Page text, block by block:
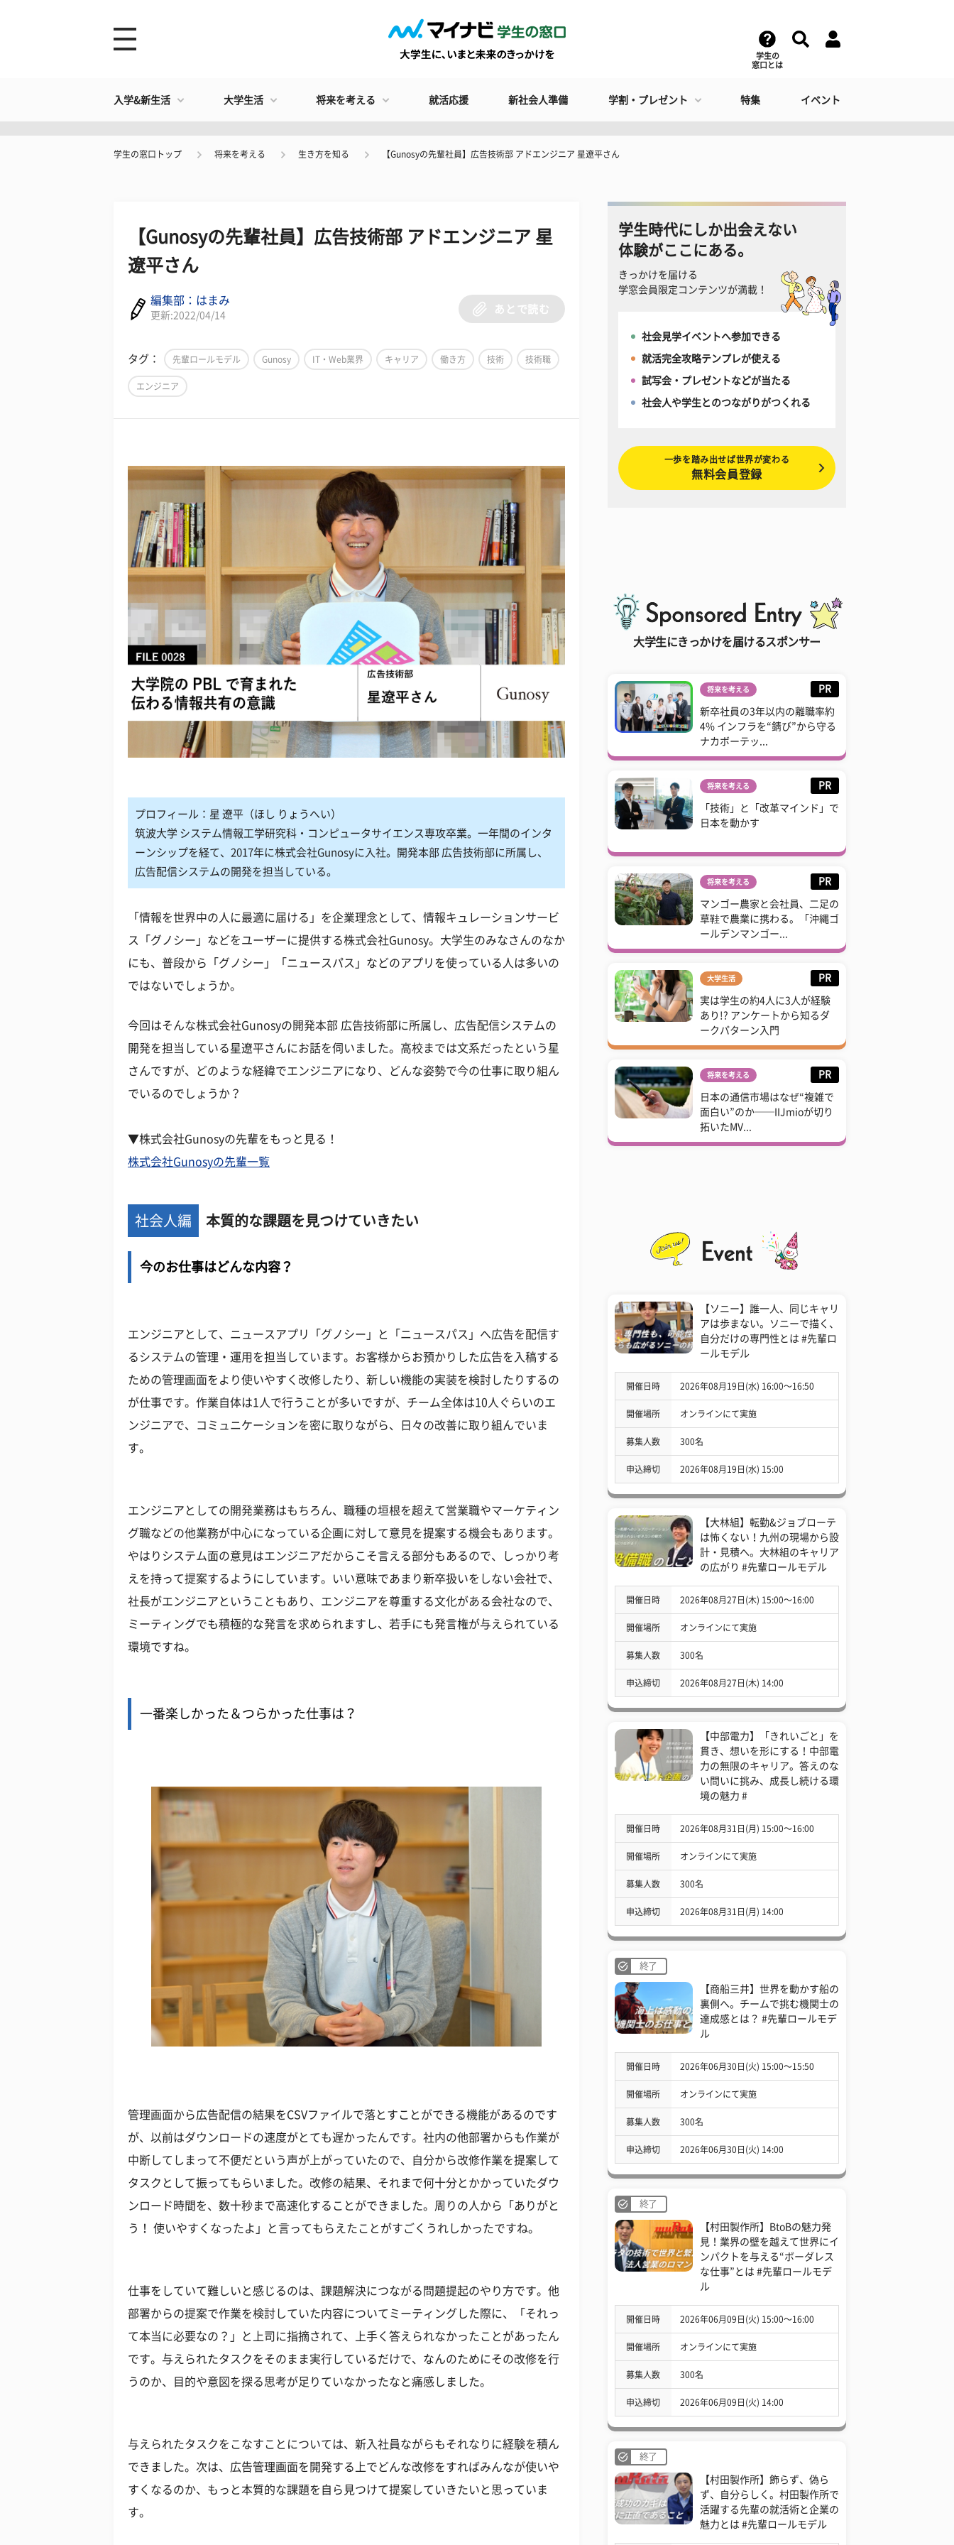
学生の
窓口とは
入学&新生活 大学生活 将来を考える 就活応援 新社会人準備 学割・プレゼント 特集 イベント
学生の窓口トップ 将来を考える 生き方を知る 【Gunosyの先輩社員】広告技術部 アドエンジニア 星遼平さん
【Gunosyの先輩社員】広告技術部 アドエンジニア 星
遼平さん
編集部：はまみ
更新:2022/04/14
あとで読む
タグ： 先輩ロールモデル Gunosy IT・Web業界 キャリア 働き方 技術 技術職
エンジニア
プロフィール：星 遼平（ほし りょうへい）
筑波大学 システム情報工学研究科・コンピュータサイエンス専攻卒業。一年間のインタ
ーンシップを経て、2017年に株式会社Gunosyに入社。開発本部 広告技術部に所属し、
広告配信システムの開発を担当している。
「情報を世界中の人に最適に届ける」を企業理念として、情報キュレーションサービ
ス「グノシー」などをユーザーに提供する株式会社Gunosy。大学生のみなさんのなか
にも、普段から「グノシー」「ニュースパス」などのアプリを使っている人は多いの
ではないでしょうか。
今回はそんな株式会社Gunosyの開発本部 広告技術部に所属し、広告配信システムの
開発を担当している星遼平さんにお話を伺いました。高校までは文系だったという星
さんですが、どのような経緯でエンジニアになり、どんな姿勢で今の仕事に取り組ん
でいるのでしょうか？
▼株式会社Gunosyの先輩をもっと見る！
株式会社Gunosyの先輩一覧
社会人編 本質的な課題を見つけていきたい
今のお仕事はどんな内容？
エンジニアとして、ニュースアプリ「グノシー」と「ニュースパス」へ広告を配信す
るシステムの管理・運用を担当しています。お客様からお預かりした広告を入稿する
ための管理画面をより使いやすく改修したり、新しい機能の実装を検討したりするの
が仕事です。作業自体は1人で行うことが多いですが、チーム全体は10人ぐらいのエ
ンジニアで、コミュニケーションを密に取りながら、日々の改善に取り組んでいま
す。
エンジニアとしての開発業務はもちろん、職種の垣根を超えて営業職やマーケティン
グ職などの他業務が中心になっている企画に対して意見を提案する機会もあります。
やはりシステム面の意見はエンジニアだからこそ言える部分もあるので、しっかり考
えを持って提案するようにしています。いい意味であまり新卒扱いをしない会社で、
社長がエンジニアということもあり、エンジニアを尊重する文化がある会社なので、
ミーティングでも積極的な発言を求められますし、若手にも発言権が与えられている
環境ですね。
一番楽しかった＆つらかった仕事は？
管理画面から広告配信の結果をCSVファイルで落とすことができる機能があるのです
が、以前はダウンロードの速度がとても遅かったんです。社内の他部署からも作業が
中断してしまって不便だという声が上がっていたので、自分から改修作業を提案して
タスクとして振ってもらいました。改修の結果、それまで何十分とかかっていたダウ
ンロード時間を、数十秒まで高速化することができました。周りの人から「ありがと
う！ 使いやすくなったよ」と言ってもらえたことがすごくうれしかったですね。
仕事をしていて難しいと感じるのは、課題解決につながる問題提起のやり方です。他
部署からの提案で作業を検討していた内容についてミーティングした際に、「それっ
て本当に必要なの？」と上司に指摘されて、上手く答えられなかったことがあったん
です。与えられたタスクをそのまま実行しているだけで、なんのためにその改修を行
うのか、目的や意図を探る思考が足りていなかったなと痛感しました。
与えられたタスクをこなすことについては、新入社員ながらもそれなりに経験を積ん
できました。次は、広告管理画面を開発する上でどんな改修をすればみんなが使いや
すくなるのか、もっと本質的な課題を自ら見つけて提案していきたいと思っていま
す。
学生時代にしか出会えない
体験がここにある。
きっかけを届ける
学窓会員限定コンテンツが満載！
社会見学イベントへ参加できる
就活完全攻略テンプレが使える
試写会・プレゼントなどが当たる
社会人や学生とのつながりがつくれる
一歩を踏み出せば世界が変わる
無料会員登録
大学生にきっかけを届けるスポンサー
将来を考える PR
新卒社員の3年以内の離職率約
4% インフラを“錆び”から守る
ナカボーテッ...
将来を考える PR
「技術」と「改革マインド」で
日本を動かす
将来を考える PR
マンゴー農家と会社員、二足の
草鞋で農業に携わる。「沖縄ゴ
ールデンマンゴー...
大学生活 PR
実は学生の約4人に3人が経験
あり!? アンケートから知るダ
ークパターン入門
将来を考える PR
日本の通信市場はなぜ“複雑で
面白い”のか──IIJmioが切り
拓いたMV...
【ソニー】誰一人、同じキャリ
アは歩まない。ソニーで描く、
自分だけの専門性とは #先輩ロ
ールモデル
開催日時 2026年08月19日(水) 16:00〜16:50
開催場所 オンラインにて実施
募集人数 300名
申込締切 2026年08月19日(水) 15:00
【大林組】転勤&ジョブローテ
は怖くない！九州の現場から設
計・見積へ。大林組のキャリア
の広がり #先輩ロールモデル
開催日時 2026年08月27日(木) 15:00〜16:00
開催場所 オンラインにて実施
募集人数 300名
申込締切 2026年08月27日(木) 14:00
【中部電力】「きれいごと」を
貫き、想いを形にする！中部電
力の無限のキャリア。答えのな
い問いに挑み、成長し続ける環
境の魅力 #
開催日時 2026年08月31日(月) 15:00〜16:00
開催場所 オンラインにて実施
募集人数 300名
申込締切 2026年08月31日(月) 14:00
終了
【商船三井】世界を動かす船の
裏側へ。チームで挑む機関士の
達成感とは？ #先輩ロールモデ
ル
開催日時 2026年06月30日(火) 15:00〜15:50
開催場所 オンラインにて実施
募集人数 300名
申込締切 2026年06月30日(火) 14:00
終了
【村田製作所】BtoBの魅力発
見！業界の壁を越えて世界にイ
ンパクトを与える“ボーダレス
な仕事”とは #先輩ロールモデ
ル
開催日時 2026年06月09日(火) 15:00〜16:00
開催場所 オンラインにて実施
募集人数 300名
申込締切 2026年06月09日(火) 14:00
終了
【村田製作所】飾らず、偽ら
ず、自分らしく。村田製作所で
活躍する先輩の就活術と企業の
魅力とは #先輩ロールモデル